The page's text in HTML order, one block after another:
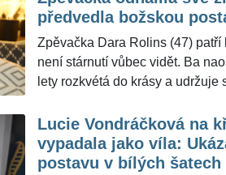
vnitřní radost," prozradila Jana
křest užila.
předvedla božskou
Zpěvačka Dara Rolins (47) patří
není stárnutí vůbec vidět. Ba
lety rozkvétá do krásy a udržuje
zdaleka jediná činnost, které se
Má za sebou i křest svého
Lucie Vondráčková na
vypadala jako víla:
postavu v bílých šatech